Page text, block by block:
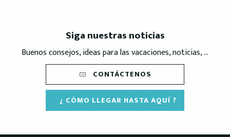
Siga nuestras noticias
Buenos consejos, ideas para las vacaciones, noticias, ...
CONTÁCTENOS
¿ CÓMO LLEGAR HASTA AQUÍ ?